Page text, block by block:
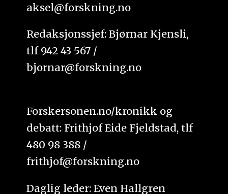
aksel@forskning.no
Redaksjonssjef: Bjørnar Kjensli,
tlf 942 43 567 /
bjornar@forskning.no
Forskersonen.no/kronikk og
debatt: Frithjof Eide Fjeldstad, tlf
480 98 388 /
frithjof@forskning.no
Daglig leder: Even Hallgren